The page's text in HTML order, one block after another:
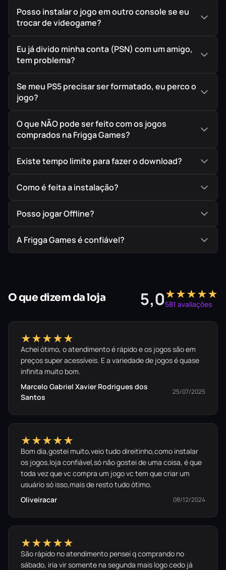
Posso instalar o jogo em outro console se eu
trocar de videogame?
Eu já divido minha conta (PSN) com um amigo,
tem problema?
Se meu PS5 precisar ser formatado, eu perco o
jogo?
O que NÃO pode ser feito com os jogos
comprados na Frigga Games?
Existe tempo limite para fazer o download?
Como é feita a instalação?
Posso jogar Offline?
A Frigga Games é confiável?
O que dizem da loja 5,0★★★★★
581 avaliações
★★★★★
Achei ótimo, o atendimento é rápido e os jogos são em
preços super acessíveis. E a variedade de jogos é quase
infinita muito bom.
Marcelo Gabriel Xavier Rodrigues dos
Santos
25/07/2025
★★★★★
Bom dia,gostei muito,veio tudo direitinho,como instalar
os jogos,loja confiável,só não gostei de uma coisa, é que
toda vez que vc compra um jogo vc tem que criar um
usuário só isso,mais de resto tudo ótimo.
Oliveiracar
08/12/2024
★★★★★
São rápido no atendimento pensei q comprando no
sábado, iria vir somente na segunda mais logo cedo já